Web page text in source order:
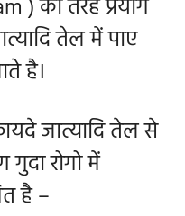
) की तरह प्रयोग
तेल में पाए
है।
जात्यादि तेल से
रोगो में
है –